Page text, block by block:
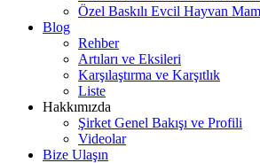
Özel Baskılı Evcil Hayvan
Blog
Rehber
Artıları ve Eksileri
Karşılaştırma ve Karşıtlık
Liste
Hakkımızda
Şirket Genel Bakışı ve Profili
Videolar
Bize Ulaşın